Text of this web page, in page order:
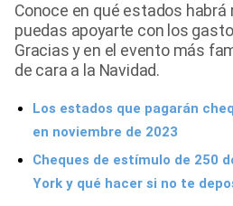
Tendencias Mix
Sports
Conoce en qué estados
puedas apoyarte con los
Gracias y en el evento más
de cara a la Navidad.
Los estados que pagarán
en noviembre de 2023
Cheques de estímulo de 250
York y qué hacer si no te